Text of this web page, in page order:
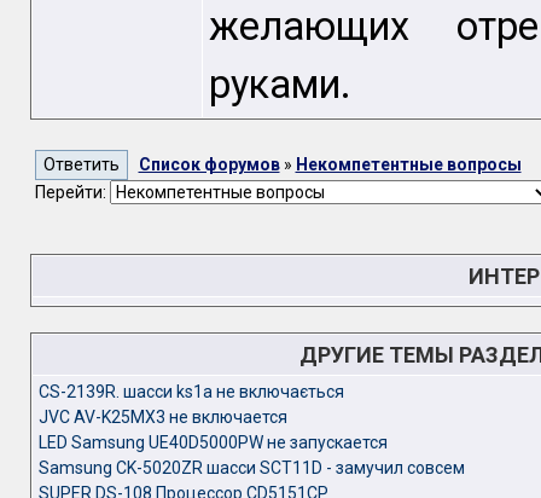
желающих
руками.
Список форумов» Некомпетентные вопросы
Перейти:
ДРУГИЕ ТЕМЫ
CS-2139R. шасси ks1a не включається
JVC AV-K25MX3 не включается
LED Samsung UE40D5000PW не запускается
Samsung CK-5020ZR шасси SCT11D - замучил совсем
SUPER DS-108 Процессор CD5151CP